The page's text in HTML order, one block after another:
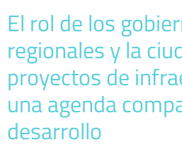
El rol de los
regionales y la
proyectos de
una agenda
desarrollo